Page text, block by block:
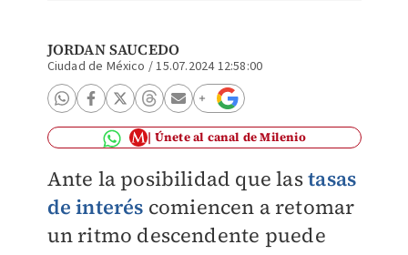
JORDAN SAUCEDO
Ciudad de México /15.07.2024 12:58:00
Únete al canal de Milenio
Ante la posibilidad que lastasas
de interés comiencen a retomar
un ritmo descendente puede